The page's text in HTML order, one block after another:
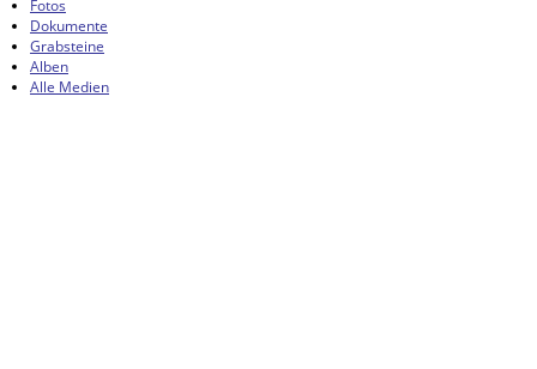
Fotos
Dokumente
Grabsteine
Alben
Alle Medien